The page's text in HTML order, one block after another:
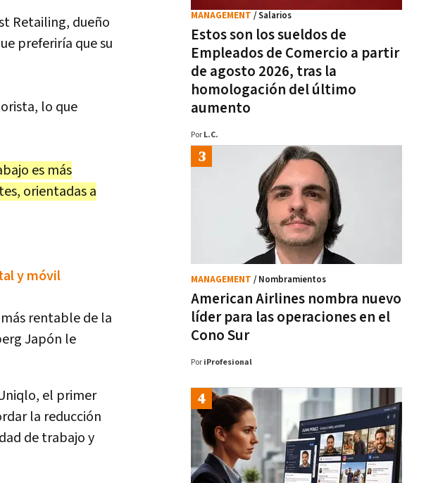
Retailing, dueño
preferiría que su
lo que
es más
orientadas a
y móvil
rentable de la
Japón le
el primer
la reducción
de trabajo y
Estos son los sueldos de
Empleados de Comercio a partir
de agosto 2026, tras la
homologación del último
aumento
MANAGEMENT / Salarios
Por L.C.
American Airlines nombra nuevo
líder para las operaciones en el
Cono Sur
MANAGEMENT / Nombramientos
Por iProfesional